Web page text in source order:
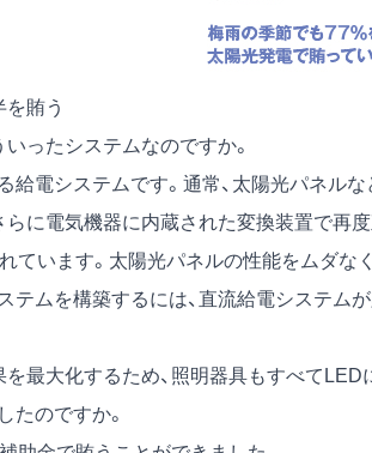
賄う
ったシステムなのですか。
電システムです。通常、太陽光パネル
らに電気機器に内蔵された変換装置で再
ています。太陽光パネルの性能をムダな
ムを構築するには、直流給電システムが
最大化するため、照明器具もすべてLED
のですか。